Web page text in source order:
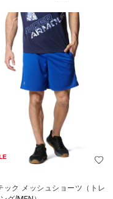
ック メッシュショーツ（トレ